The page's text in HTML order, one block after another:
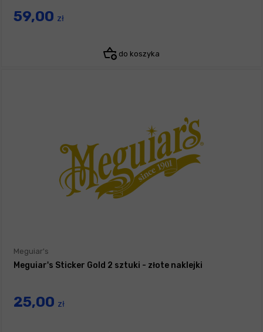
59,00 zł
do koszyka
Meguiar's
Meguiar's Sticker Gold 2 sztuki - złote naklejki
25,00 zł